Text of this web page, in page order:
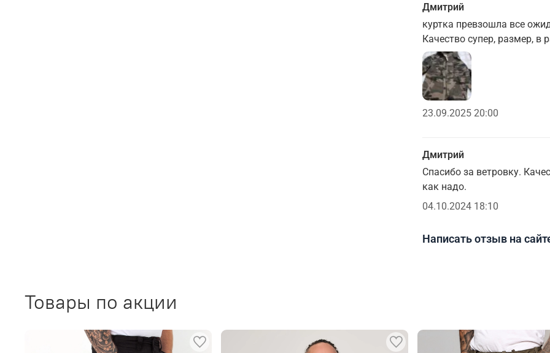
Дмитрий
куртка превзошла все
Качество супер, размер,
23.09.2025 20:00
Дмитрий
Спасибо за ветровку.
как надо.
04.10.2024 18:10
Написать отзыв на
Товары по акции